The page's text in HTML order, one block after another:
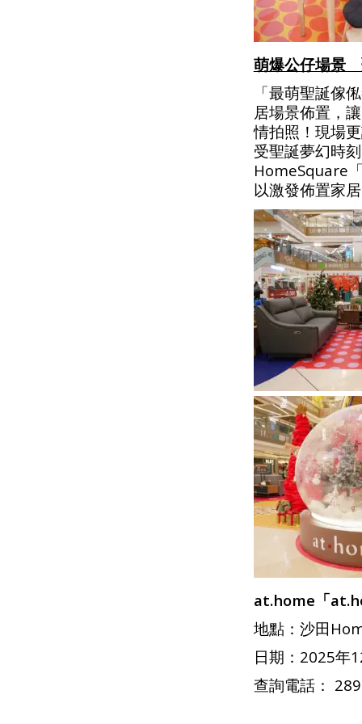
萌爆公仔場景
「最萌聖誕傢
居場景佈置，
情拍照！現場
受聖誕夢幻時
HomeSquare
以激發佈置家
at.home 「
地點：沙田
日期：2025年
查詢電話：